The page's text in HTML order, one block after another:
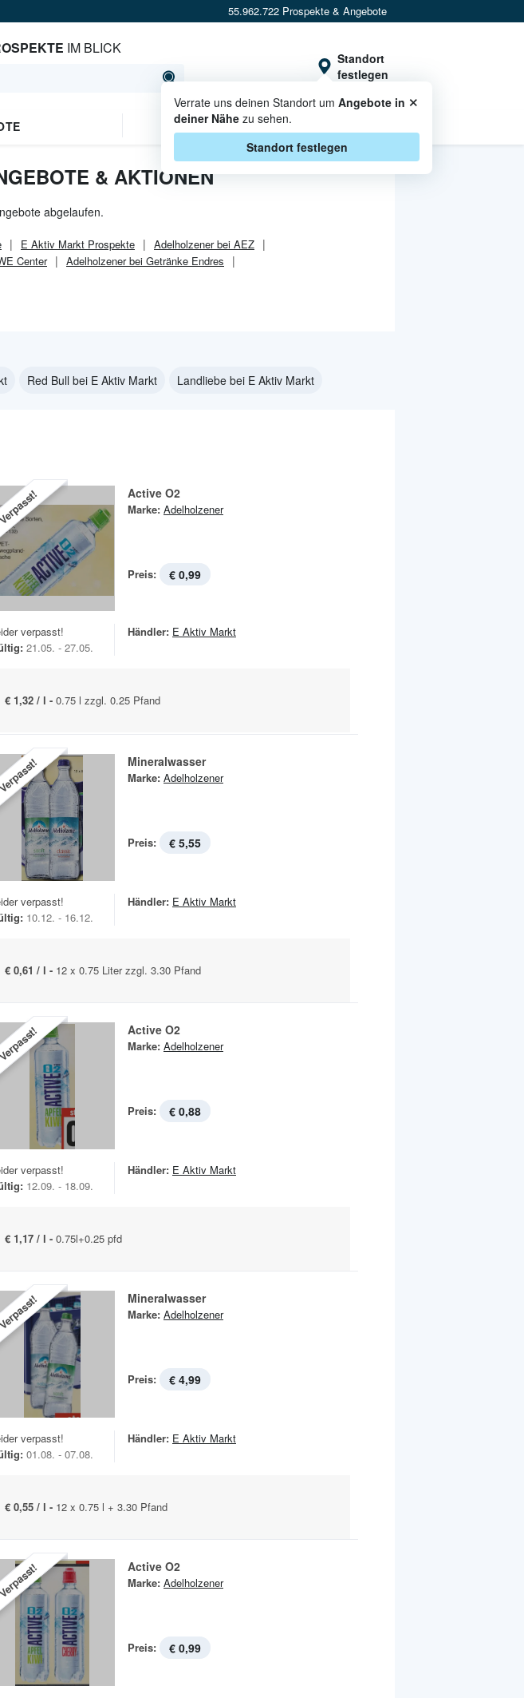
55.962.722 Prospekte & Angebote
IM BLICK
Standort
festlegen
Verrate uns deinen Standort umAngebote in
deiner Nähe zu sehen.
Standort festlegen
×
CASHBACK
& AKTIONEN
abgelaufen.
E Aktiv Markt Prospekte
Adelholzener bei AEZ
Center
Adelholzener bei Getränke Endres
Red Bull bei E Aktiv Markt Landliebe bei E Aktiv Markt
Active O2
Marke: Adelholzener
Preis: € 0,99
verpasst!
21.05. - 27.05.
Händler: E Aktiv Markt
€ 1,32 / l - 0.75 l zzgl. 0.25 Pfand
Mineralwasser
Marke: Adelholzener
Preis: € 5,55
verpasst!
10.12. - 16.12.
Händler: E Aktiv Markt
€ 0,61 / l - 12 x 0.75 Liter zzgl. 3.30 Pfand
Active O2
Marke: Adelholzener
Preis: € 0,88
verpasst!
12.09. - 18.09.
Händler: E Aktiv Markt
€ 1,17 / l - 0.75l+0.25 pfd
Mineralwasser
Marke: Adelholzener
Preis: € 4,99
verpasst!
01.08. - 07.08.
Händler: E Aktiv Markt
€ 0,55 / l - 12 x 0.75 l + 3.30 Pfand
Active O2
Marke: Adelholzener
Preis: € 0,99